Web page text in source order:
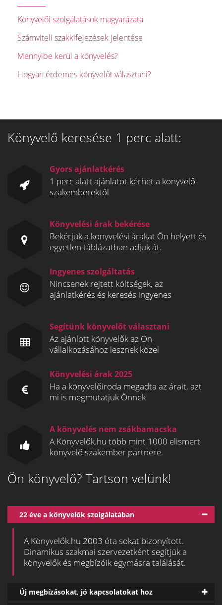
Könyvelői szolgálatások magyarázata
Számviteli szakkifejezések jelentése
Mennyibe kerül a könyvelés?
Hogyan érdemes könyvelőt választani?
Könyvelő keresése 1 perc alatt:
Gyors ajánlatkérés
1 perc alatt ajánlatot kérhet a könyvelő-
szakemberektől
Könyvelési árak bekérése
Bekérjük a könyvelési árakat Ön helyett és
egyetlen táblázatban adjuk át.
Ingyenes szolgáltatás
Nincsenek rejtett költségek, az
ajánlatkérés és keresés ingyenes
Segítünk könyvelőt választani
Az ajánlott könyvelők az Ön
vállalkozásához lesznek közel
Könyvelési árak 2025
Ha a könyvelőiroda megadta az árait, azt
mi is megmutatjuk Önnek
A könyvelés nem zsákbamacska
A Könyvelők.hu több mint 1000 elismert
könyvelő szakember partnere.
Ön könyvelő? Tartson velünk!
22 éve a könyvelők szolgálatában
A Könyvelők.hu 2003 óta sokat bizonyított.
Dinamikus szakmai szervezetként segítjük a
könyvelők és megbízóik egymásra találását.
Új megbízásokat, jó kapcsolatokat hoz